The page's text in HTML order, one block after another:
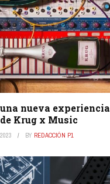
nueva experiencia
Krug x Music
BY REDACCIÓN P1